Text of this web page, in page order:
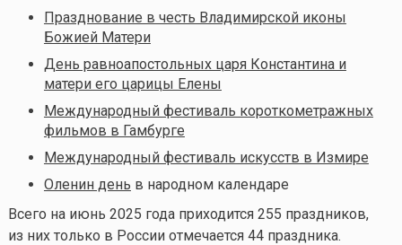
Празднование в честь Владимирской иконы
Божией Матери
День равноапостольных царя Константина и
матери его царицы Елены
Международный фестиваль короткометражных
фильмов в Гамбурге
Международный фестиваль искусств в Измире
Оленин день в народном календаре
Всего на июнь 2025 года приходится 255 праздников,
из них только в России отмечается 44 праздника.